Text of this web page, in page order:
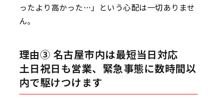
ったより高かった…」という心配は一切ありませ
ん。
理由③ 名古屋市内は最短当日対応
土日祝日も営業、緊急事態に数時間以
内で駆けつけます